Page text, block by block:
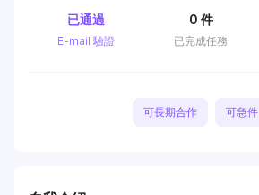
E-mail 驗證
已通過
已完成任務
0 件
可長期合作 可急件